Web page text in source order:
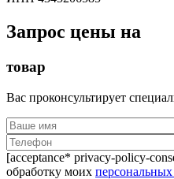
Запрос цены на
товар
Вас проконсультирует
[acceptance* privacy-policy-
обработку моих